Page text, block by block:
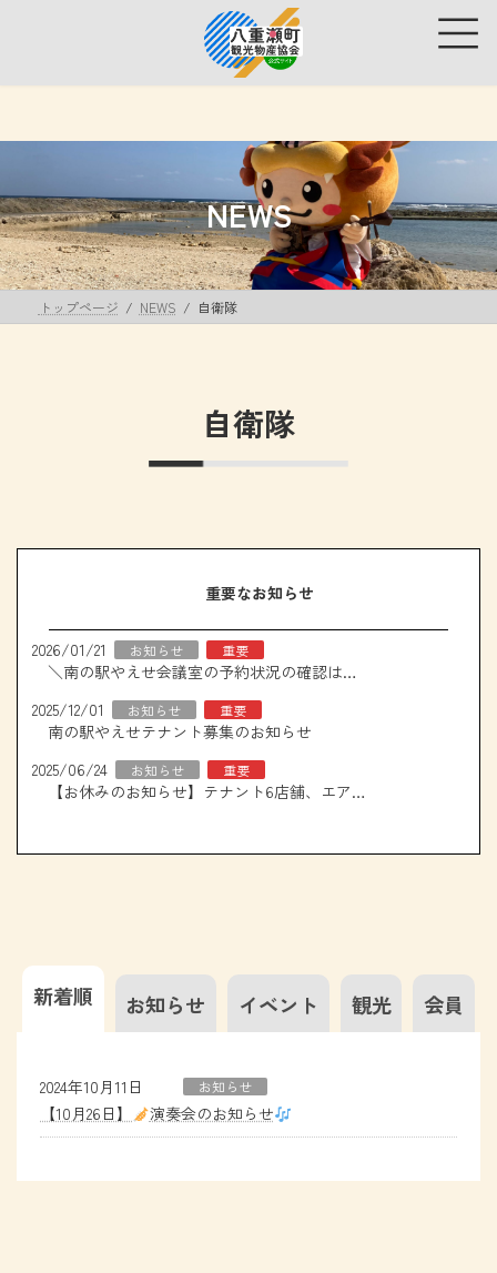
ス
プ
ン
動
NEWS
トップページ NEWS 自衛隊
自衛隊
重要なお知らせ
2026/01/21 お知らせ 重要
＼南の駅やえせ会議室の予約状況の確認はこちら！／
2025/12/01
お知らせ 重要
南の駅やえせテナント募集のお知らせ
2025/06/24
お知らせ 重要
【お休みのお知らせ】テナント6店舗、エアコン取り換え工事について
新着順 お知らせ イベント 観光 会員
2024年10月11日 お知らせ
【10月26日】 演奏会のお知らせ